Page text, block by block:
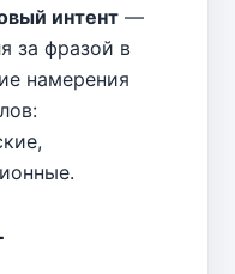
интент —
за фразой в
намерения